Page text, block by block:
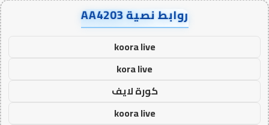
روابط نصية AA4203
koora live
kora live
كورة لايف
koora live